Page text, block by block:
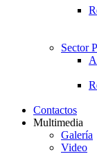
Sector
Contactos
Multimedia
Galería
Video